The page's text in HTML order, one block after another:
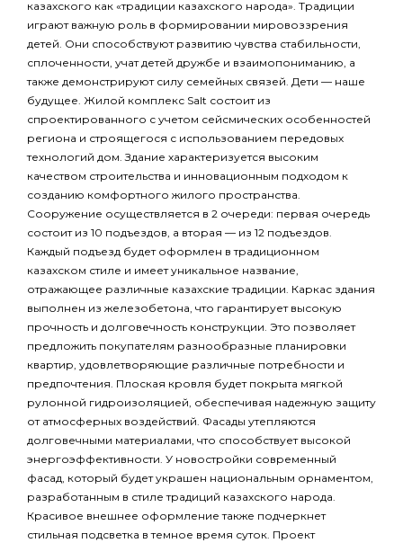
казахского как «традиции казахского народа». Традиции
играют важную роль в формировании мировоззрения
детей. Они способствуют развитию чувства стабильности,
сплоченности, учат детей дружбе и взаимопониманию, а
также демонстрируют силу семейных связей. Дети — наше
будущее. Жилой комплекс Salt состоит из
спроектированного с учетом сейсмических особенностей
региона и строящегося с использованием передовых
технологий дом. Здание характеризуется высоким
качеством строительства и инновационным подходом к
созданию комфортного жилого пространства.
Сооружение осуществляется в 2 очереди: первая очередь
состоит из 10 подъездов, а вторая — из 12 подъездов.
Каждый подъезд будет оформлен в традиционном
казахском стиле и имеет уникальное название,
отражающее различные казахские традиции. Каркас здания
выполнен из железобетона, что гарантирует высокую
прочность и долговечность конструкции. Это позволяет
предложить покупателям разнообразные планировки
квартир, удовлетворяющие различные потребности и
предпочтения. Плоская кровля будет покрыта мягкой
рулонной гидроизоляцией, обеспечивая надежную защиту
от атмосферных воздействий. Фасады утепляются
долговечными материалами, что способствует высокой
энергоэффективности. У новостройки современный
фасад, который будет украшен национальным орнаментом,
разработанным в стиле традиций казахского народа.
Красивое внешнее оформление также подчеркнет
стильная подсветка в темное время суток. Проект